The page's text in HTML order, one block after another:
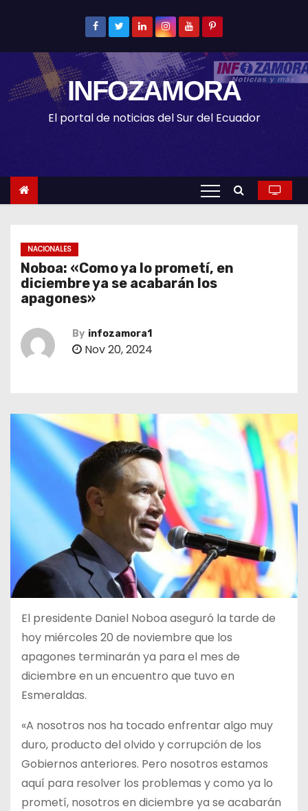
t
e
INFOZAMORA
El portal de noticias del Sur del Ecuador
NACIONALES
Noboa: «Como ya lo prometí, en
diciembre ya se acabarán los
apagones»
By infozamora1
Nov 20, 2024
El presidente Daniel Noboa aseguró la tarde de
hoy miércoles 20 de noviembre que los
apagones terminarán ya para el mes de
diciembre en un encuentro que tuvo en
Esmeraldas.
«A nosotros nos ha tocado enfrentar algo muy
duro, producto del olvido y corrupción de los
Gobiernos anteriores. Pero nosotros estamos
aquí para resolver los problemas y como ya lo
prometí, nosotros en diciembre ya se acabarán